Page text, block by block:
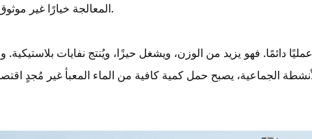
المعالجة خيارًا غير موثوق به.
دائمًا. فهو يزيد من الوزن، ويشغل حيزًا، ويُنتج نفايات بلاستيكية.